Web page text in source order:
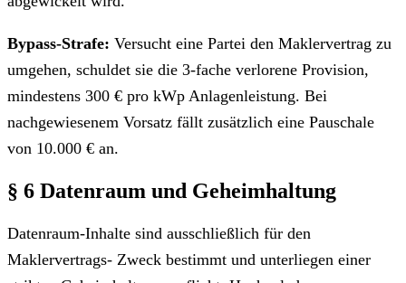
Bypass-Strafe: Versucht eine Partei den Maklervertrag zu
umgehen, schuldet sie die 3-fache verlorene Provision,
mindestens 300 € pro kWp Anlagenleistung. Bei
nachgewiesenem Vorsatz fällt zusätzlich eine Pauschale
von 10.000 € an.
§ 6 Datenraum und Geheimhaltung
Datenraum-Inhalte sind ausschließlich für den
Maklervertrags- Zweck bestimmt und unterliegen einer